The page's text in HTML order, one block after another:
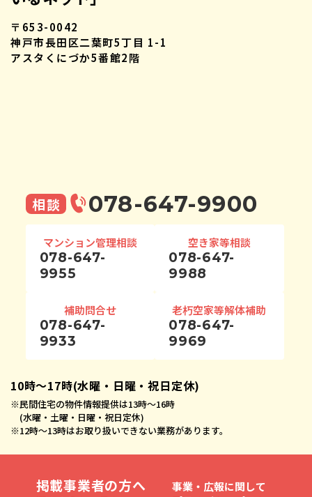
〒653-0042
神戸市長田区二葉町5丁目 1-1
アスタくにづか5番館2階
相談 078-647-9900
マンション管理相談
078-647-
9955
空き家等相談
078-647-
9988
補助問合せ
078-647-
9933
老朽空家等解体補助
078-647-
9969
10時〜17時(水曜・日曜・祝日定休)
※民間住宅の物件情報提供は13時〜16時
(水曜・土曜・日曜・祝日定休)
※12時〜13時はお取り扱いできない業務があります。
掲載事業者の方へ
事業・広報に関して